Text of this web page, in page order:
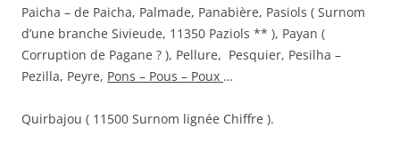
Paicha – de Paicha, Palmade, Panabière, Pasiols ( Surnom
d’une branche Sivieude, 11350 Paziols ** ), Payan (
Corruption de Pagane ? ), Pellure, Pesquier, Pesilha –
Pezilla, Peyre, Pons – Pous – Poux …
Quirbajou ( 11500 Surnom lignée Chiffre ).